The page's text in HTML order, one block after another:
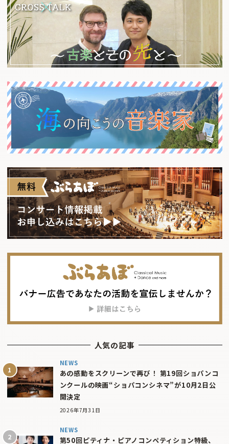
人気の記事
NEWS
あの感動をスクリーンで再び！ 第19回ショパンコ
ンクールの映画“ショパコンシネマ”が10月2日公
開決定
2026年7月31日
NEWS
第50回ピティナ・ピアノコンペティション特級、